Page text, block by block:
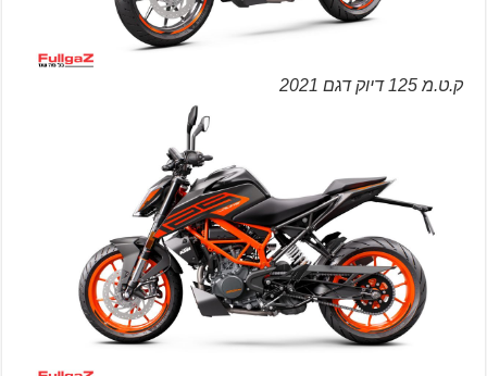
ק.ט.מ 125 דיוק דגם 2021